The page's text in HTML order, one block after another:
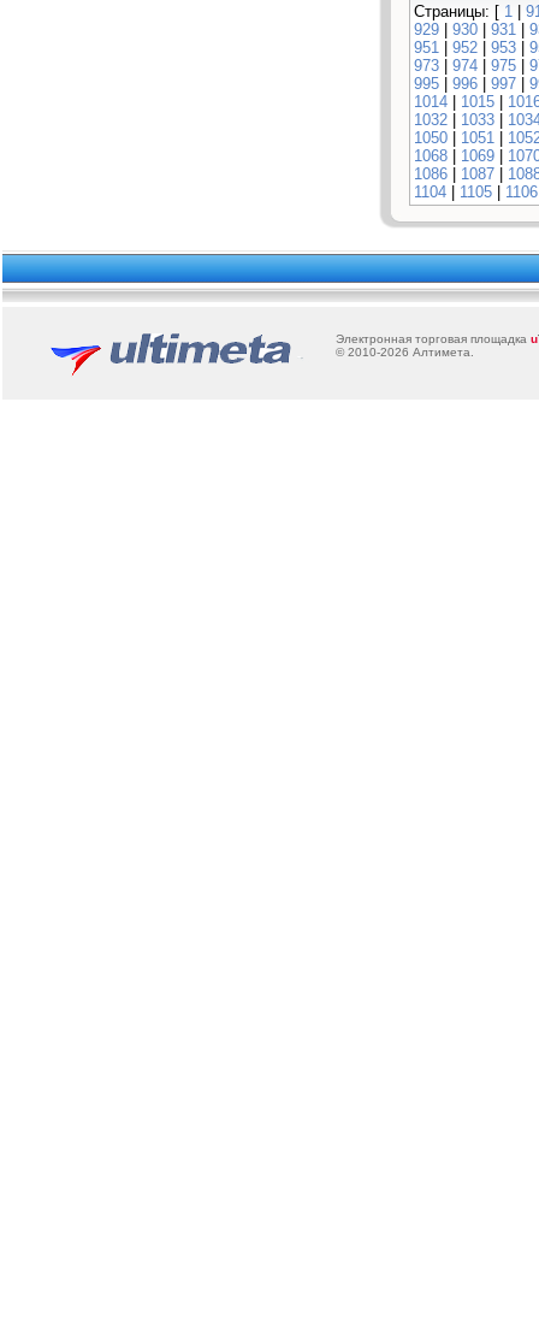
Страницы: [ 1 |
929 | 930 | 931 |
951 | 952 | 953 |
973 | 974 | 975 |
995 | 996 | 997 |
1014 | 1015 |
1032 | 1033 |
1050 | 1051 |
1068 | 1069 |
1086 | 1087 |
1104 | 1105 | 1106
Электронная торговая площадка u
© 2010-2026 Алтимета